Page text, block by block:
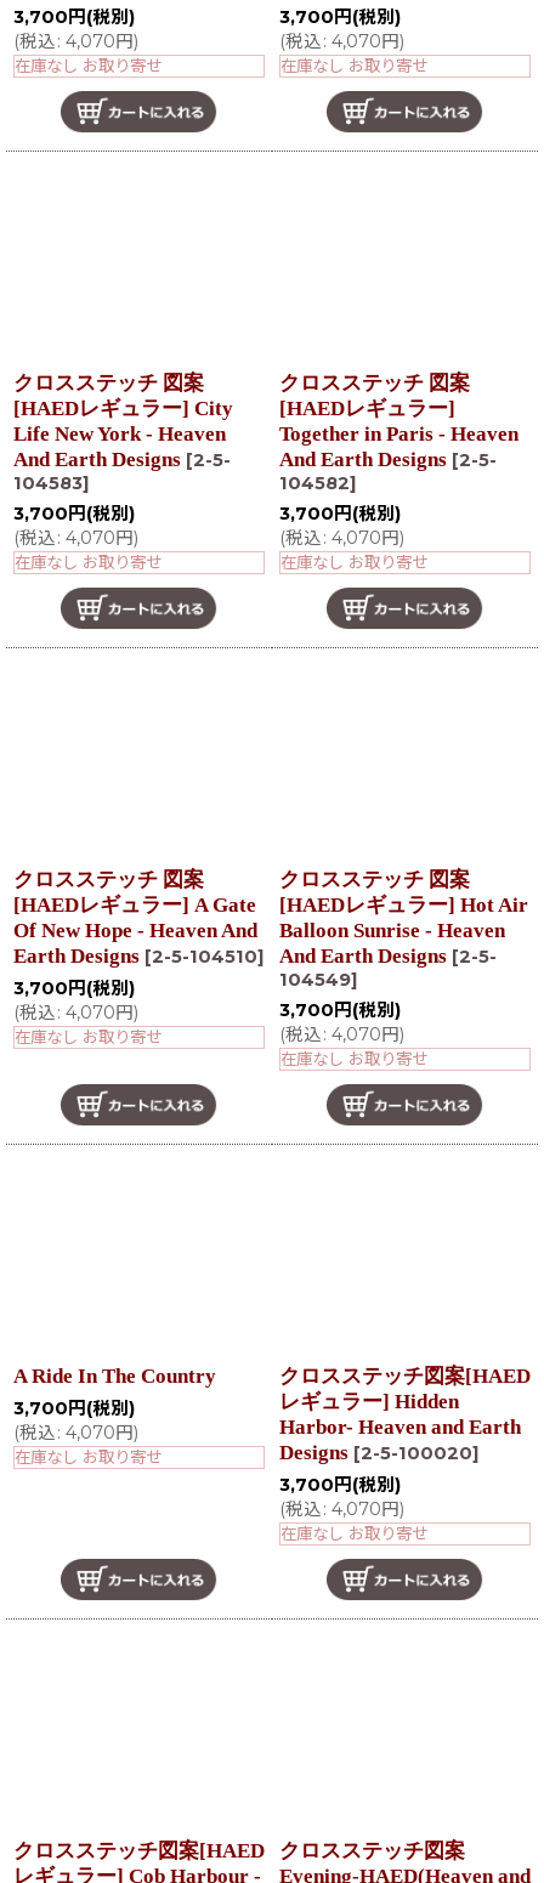
3,700 円 (税別)
(税込: 4,070円)
在庫なし お取り寄せ
3,700 円 (税別)
(税込: 4,070円)
在庫なし お取り寄せ
クロスステッチ 図案
[HAEDレギュラー] City
Life New York - Heaven
And Earth Designs [2-5-
104583]
3,700 円 (税別)
(税込: 4,070円)
在庫なし お取り寄せ
クロスステッチ 図案
[HAEDレギュラー]
Together in Paris - Heaven
And Earth Designs [2-5-
104582]
3,700 円 (税別)
(税込: 4,070円)
在庫なし お取り寄せ
クロスステッチ 図案
[HAEDレギュラー] A Gate
Of New Hope - Heaven And
Earth Designs [2-5-104510]
3,700 円 (税別)
(税込: 4,070円)
在庫なし お取り寄せ
クロスステッチ 図案
[HAEDレギュラー] Hot Air
Balloon Sunrise - Heaven
And Earth Designs [2-5-
104549]
3,700 円 (税別)
(税込: 4,070円)
在庫なし お取り寄せ
A Ride In The Country
3,700 円 (税別)
(税込: 4,070円)
在庫なし お取り寄せ
クロスステッチ図案[HAED
レギュラー] Hidden
Harbor- Heaven and Earth
Designs [2-5-100020]
3,700 円 (税別)
(税込: 4,070円)
在庫なし お取り寄せ
クロスステッチ図案[HAED
レギュラー] Cob Harbour -
クロスステッチ図案
Evening-HAED(Heaven and